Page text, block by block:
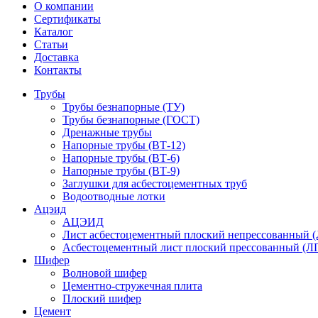
О компании
Сертификаты
Каталог
Статьи
Доставка
Контакты
Трубы
Трубы безнапорные (ТУ)
Трубы безнапорные (ГОСТ)
Дренажные трубы
Напорные трубы (ВТ-12)
Напорные трубы (ВТ-6)
Напорные трубы (ВТ-9)
Заглушки для асбестоцементных труб
Водоотводные лотки
Ацэид
АЦЭИД
Лист асбестоцементный плоский
Асбестоцементный лист плоский прессованный
Шифер
Волновой шифер
Цементно-стружечная плита
Плоский шифер
Цемент